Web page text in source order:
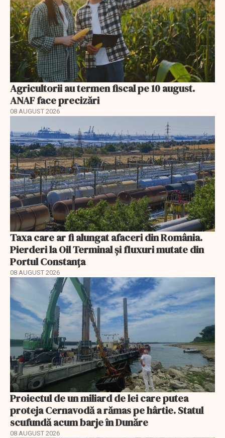
Agricultorii au termen fiscal pe 10 august.
ANAF face precizări
08 AUGUST 2026
Taxa care ar fi alungat afaceri din România.
Pierderi la Oil Terminal și fluxuri mutate din
Portul Constanța
08 AUGUST 2026
Proiectul de un miliard de lei care putea
proteja Cernavodă a rămas pe hârtie. Statul
scufundă acum barje în Dunăre
08 AUGUST 2026